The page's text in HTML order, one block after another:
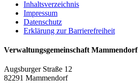
Inhaltsverzeichnis
Impressum
Datenschutz
Erklärung zur Barrierefreiheit
Verwaltungsgemeinschaft Mammendorf
Augsburger Straße 12
82291 Mammendorf